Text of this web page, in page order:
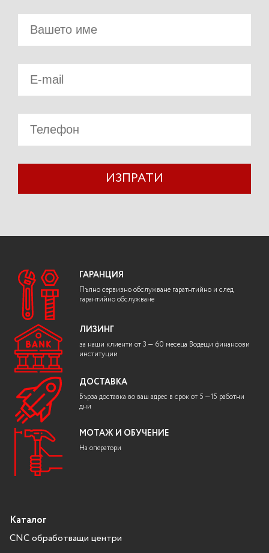
ИЗПРАТИ
ГАРАНЦИЯ
Пълно сервизно обслужване гаратнтийно и след
гарантийно обслужване
ЛИЗИНГ
за наши клиенти от 3 — 60 месеца Водещи финансови
институции
ДОСТАВКА
Бърза доставка во ваш адрес в срок от 5 —15 работни
дни
МОТАЖ И ОБУЧЕНИЕ
На оператори
Каталог
CNC обработващи центри